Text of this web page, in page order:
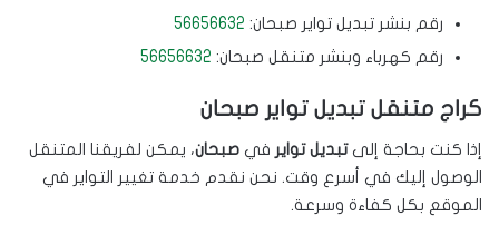
رقم بنشر تبديل تواير صبحان: 56656632
رقم كهرباء وبنشر متنقل صبحان: 56656632
كراج متنقل تبديل تواير صبحان
إذا كنت بحاجة إلىتبديل تواير في صبحان، يمكن لفريقنا المتنقل
الوصول إليك في أسرع وقت. نحن نقدم خدمة تغيير التواير في
الموقع بكل كفاءة وسرعة.